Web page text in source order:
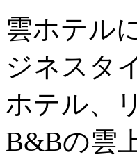
雲ホテル
ジネスタ
ホテル、
B&Bの雲